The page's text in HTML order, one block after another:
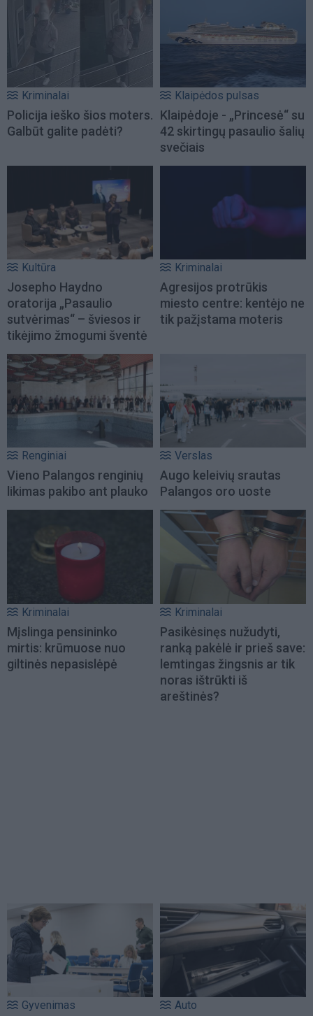
Kriminalai
Policija ieško šios moters.
Galbūt galite padėti?
Klaipėdos pulsas
Klaipėdoje - „Princesė“ su
42 skirtingų pasaulio šalių
svečiais
Kultūra
Josepho Haydno
oratorija „Pasaulio
sutvėrimas“ – šviesos ir
tikėjimo žmogumi šventė
Kriminalai
Agresijos protrūkis
miesto centre: kentėjo ne
tik pažįstama moteris
Renginiai
Vieno Palangos renginių
likimas pakibo ant plauko
Verslas
Augo keleivių srautas
Palangos oro uoste
Kriminalai
Mįslinga pensininko
mirtis: krūmuose nuo
giltinės nepasislėpė
Kriminalai
Pasikėsinęs nužudyti,
ranką pakėlė ir prieš save:
lemtingas žingsnis ar tik
noras ištrūkti iš
areštinės?
Gyvenimas Auto